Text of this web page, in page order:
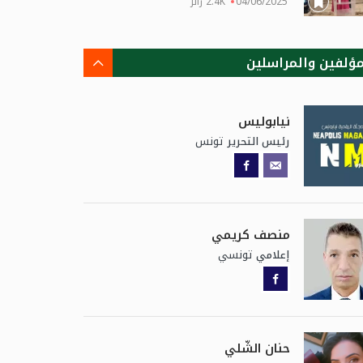
والمراسلين
نيابوليس
رئيس التحرير تونس
منصف كريمي
إعلامي تونسي
حنان الشّلي